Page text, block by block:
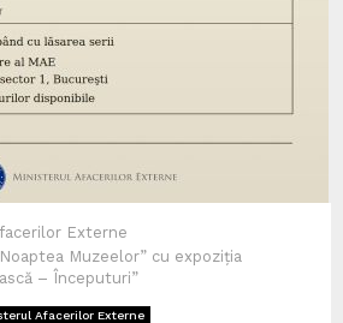
Externe
Muzeelor” cu expoziția
– Începuturi”
Afacerilor Externe